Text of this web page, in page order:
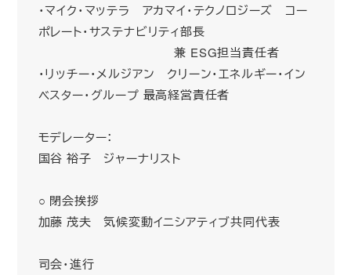
・マイク・マッテラ アカマイ・テクノロジーズ コー
ポレート・サステナビリティ部長
兼 ESG担当責任者
・リッチー・メルジアン クリーン・エネルギー・イン
ベスター・グループ 最高経営責任者
モデレーター：
国谷 裕子 ジャーナリスト
○ 閉会挨拶
加藤 茂夫 気候変動イニシアティブ共同代表
司会・進行